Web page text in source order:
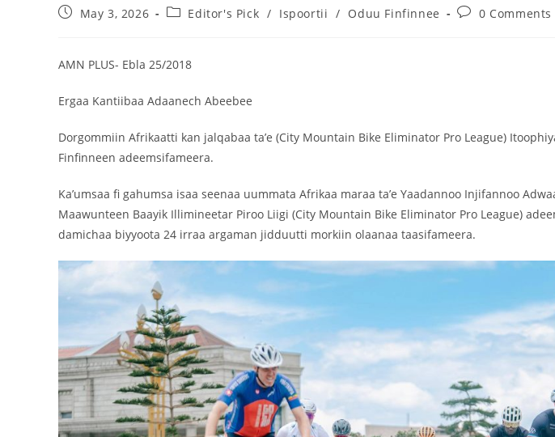
May 3, 2026 Editor's Pick / Ispoortii / Oduu Finfinnee 0 Comments
AMN PLUS- Ebla 25/2018
Ergaa Kantiibaa Adaanech Abeebee
Dorgommiin Afrikaatti kan jalqabaa ta’e (City Mountain Bike Eliminator Pro League)
Finfinneen adeemsifameera.
Ka’umsaa fi gahumsa isaa seenaa uummata Afrikaa maraa ta’e Yaadannoo Injifannoo
Maawunteen Baayik Illimineetar Piroo Liigi (City Mountain Bike Eliminator Pro League)
damichaa biyyoota 24 irraa argaman jidduutti morkiin olaanaa taasifameera.